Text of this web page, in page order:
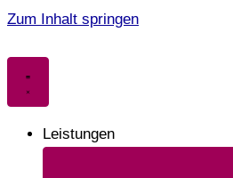
Zum Inhalt springen
Leistungen